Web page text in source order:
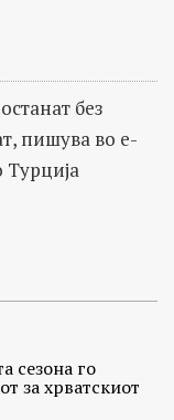
без
пишува во е-
сезона го
за хрватскиот